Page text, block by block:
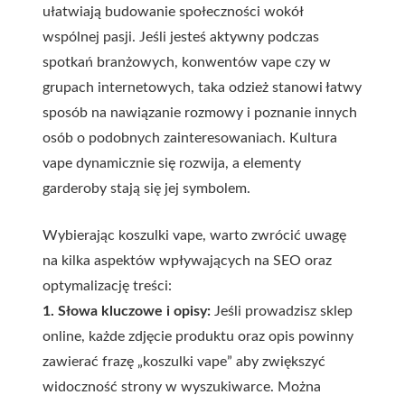
ułatwiają budowanie społeczności wokół
wspólnej pasji. Jeśli jesteś aktywny podczas
spotkań branżowych, konwentów vape czy w
grupach internetowych, taka odzież stanowi łatwy
sposób na nawiązanie rozmowy i poznanie innych
osób o podobnych zainteresowaniach. Kultura
vape dynamicznie się rozwija, a elementy
garderoby stają się jej symbolem.
Wybierając koszulki vape, warto zwrócić uwagę
na kilka aspektów wpływających na SEO oraz
optymalizację treści:
1. Słowa kluczowe i opisy: Jeśli prowadzisz sklep
online, każde zdjęcie produktu oraz opis powinny
zawierać frazę „koszulki vape” aby zwiększyć
widoczność strony w wyszukiwarce. Można